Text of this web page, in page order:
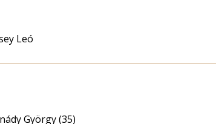
Leó
György (35)